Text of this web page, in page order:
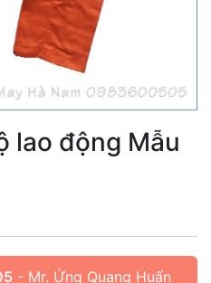
lao động Mẫu
- Mr. Ứng Quang Huấn